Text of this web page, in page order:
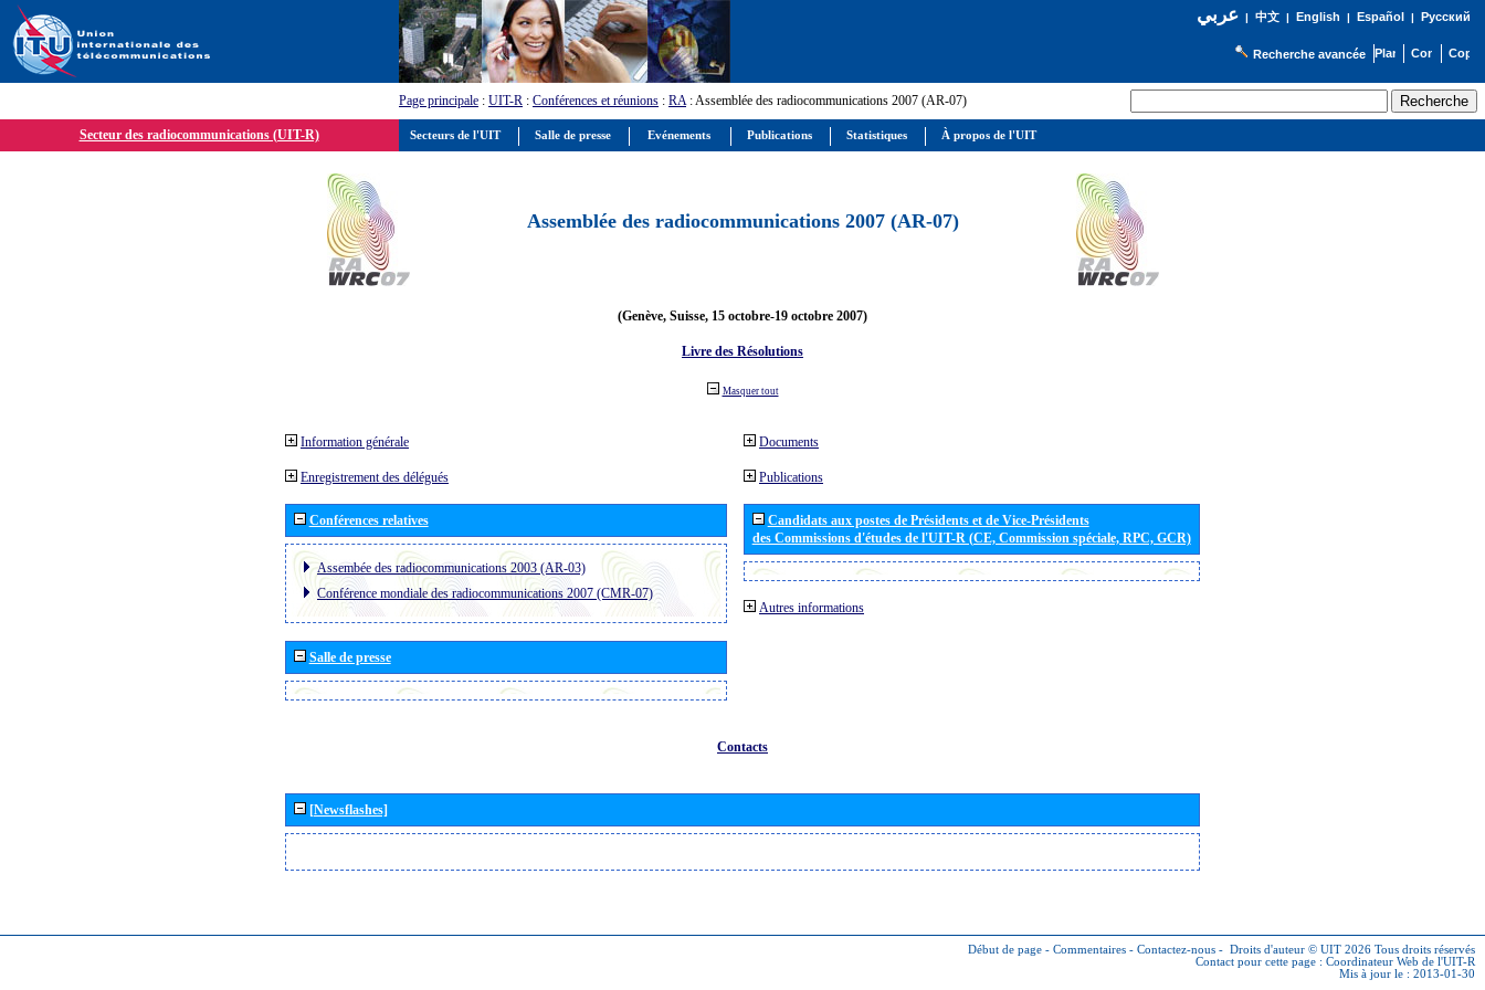
عربي| 中文| English | Español | Русский
Recherche avancée
Page principale : UIT-R : Conférences et réunions : RA: Assemblée des radiocommunications 2007 (AR-07)
Secteur des radiocommunications (UIT-R)
Assemblée des radiocommunications 2007 (AR-07)
(Genève, Suisse, 15 octobre-19 octobre 2007)
Livre des Résolutions
Masquer tout
Information générale
Enregistrement des délégués
Conférences relatives
Assembée des radiocommunications 2003 (AR-03)
Conférence mondiale des radiocommunications 2007 (CMR-07)
Salle de presse
Documents
Publications
Candidats aux postes de Présidents et de Vice-Présidents
des Commissions d'études de l'UIT-R (CE, Commission spéciale, RPC, GCR)
Autres informations
Contacts
[Newsflashes]
Début de page - Commentaires - Contactez-nous - Droits d'auteur © UIT 2026 Tous droits réservés
Contact pour cette page : Coordinateur Web de l'UIT-R
Mis à jour le : 2013-01-30
Secteurs de l'UIT Salle de presse Evénements Publications Statistiques À propos de l'UIT